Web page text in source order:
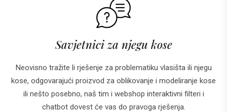
Savjetnici za njegu kose
Neovisno tražite li rješenje za problematiku vlasišta ili njegu
kose, odgovarajući proizvod za oblikovanje i modeliranje kose
ili nešto posebno, naš tim i webshop interaktivni filteri i
chatbot dovest će vas do pravoga rješenja.